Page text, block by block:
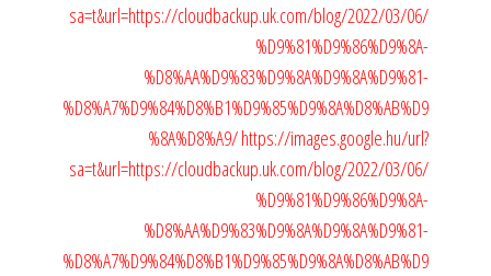
sa=t&url=https://cloudbackup.uk.com/blog/2022/03/06/
%D9%81%D9%86%D9%8A-
%D8%AA%D9%83%D9%8A%D9%8A%D9%81-
%D8%A7%D9%84%D8%B1%D9%85%D9%8A%D8%AB%D9
%8A%D8%A9/https://images.google.hu/url?
sa=t&url=https://cloudbackup.uk.com/blog/2022/03/06/
%D9%81%D9%86%D9%8A-
%D8%AA%D9%83%D9%8A%D9%8A%D9%81-
%D8%A7%D9%84%D8%B1%D9%85%D9%8A%D8%AB%D9